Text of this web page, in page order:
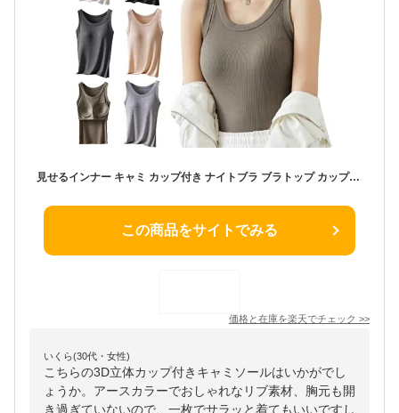
見せるインナー キャミ カップ付き ナイトブラ ブラトップ カップ付きインナー ノンワイヤー ブラトップ タンクトップ キャミソール リブ ブラタンク 育乳 ブラジャー ブラキャミ 盛れる 締め付けない カップ付きインナー タンクトップ
この商品をサイトでみる
価格と在庫を楽天でチェック >>
いくら(30代・女性)
こちらの3D立体カップ付きキャミソールはいかがでし
ょうか。アースカラーでおしゃれなリブ素材、胸元も開
き過ぎていないので、一枚でサラッと着てもいいですし